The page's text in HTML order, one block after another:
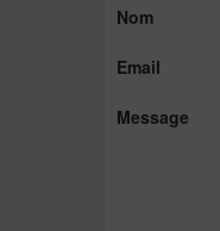
Nom
Email
Message